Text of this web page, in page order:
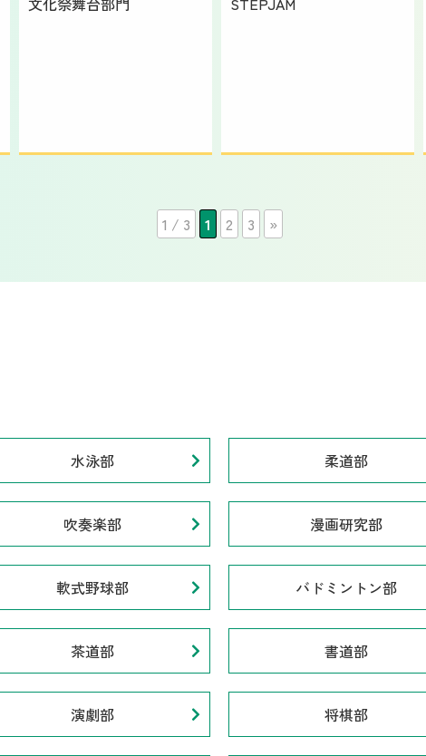
1 / 3 1 2 3 »
水泳部 柔道部
吹奏楽部 漫画研究部
軟式野球部 バドミントン部
茶道部 書道部
演劇部 将棋部